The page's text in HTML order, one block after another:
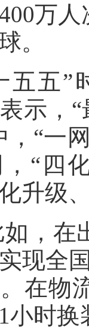
万
。
”时
示，
，“一
“四
升级
在出
现全
在物
小时